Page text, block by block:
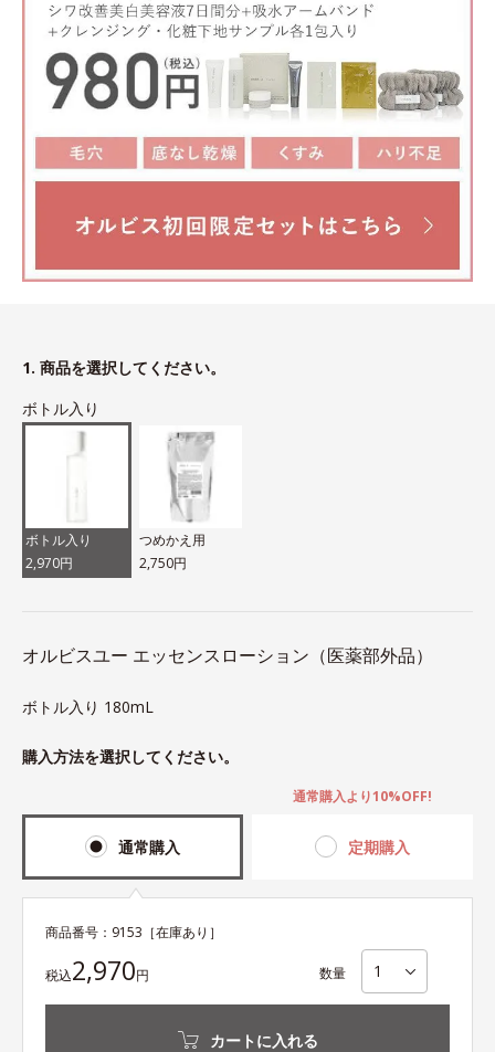
1. 商品を選択してください。
ボトル入り
ボトル入り
2,970円
つめかえ用
2,750円
オルビスユー エッセンスローション（医薬部外品）
ボトル入り 180mL
購入方法を選択してください。
通常購入 定期購入
通常購入より10%OFF!
商品番号： 9153 ［在庫あり］
税込2,970円 数量
カートに入れる